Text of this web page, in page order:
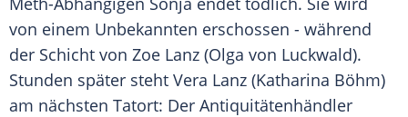
von einem Unbekannten erschossen - während
der Schicht von Zoe Lanz (Olga von Luckwald).
Stunden später steht Vera Lanz (Katharina Böhm)
am nächsten Tatort: Der Antiquitätenhändler